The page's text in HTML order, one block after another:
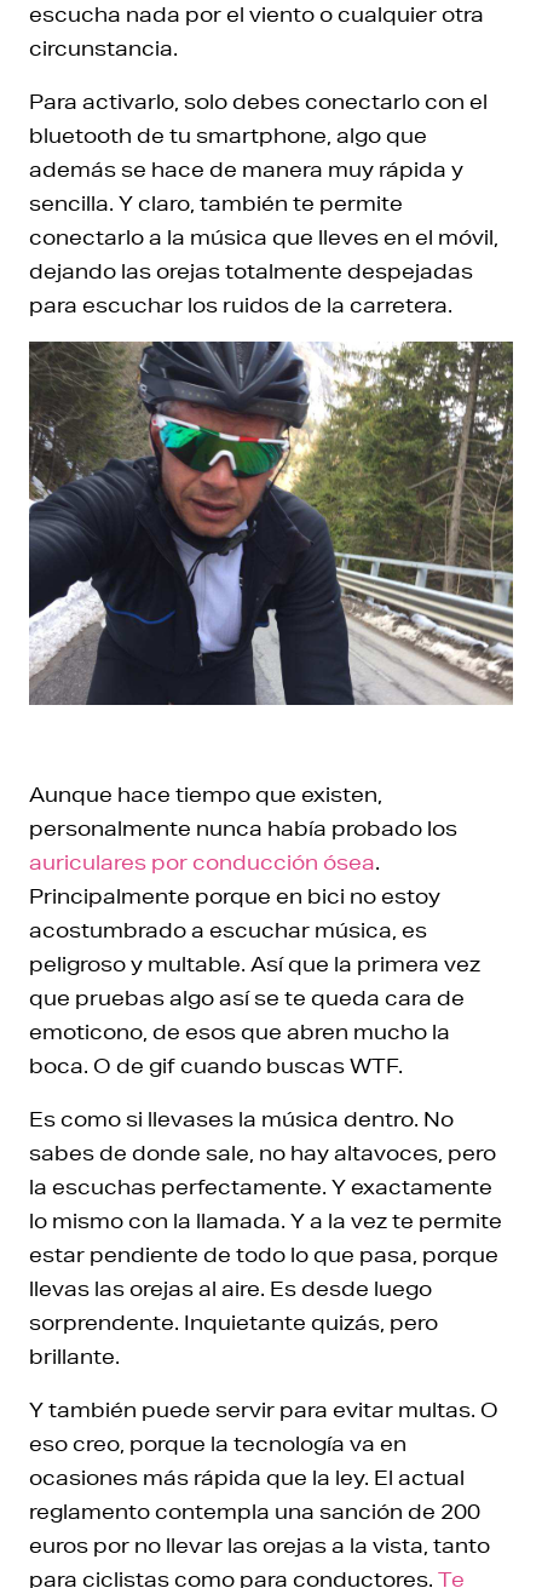
escucha nada por el viento o cualquier otra
circunstancia.
Para activarlo, solo debes conectarlo con el
bluetooth de tu smartphone, algo que
además se hace de manera muy rápida y
sencilla. Y claro, también te permite
conectarlo a la música que lleves en el móvil,
dejando las orejas totalmente despejadas
para escuchar los ruidos de la carretera.
Aunque hace tiempo que existen,
personalmente nunca había probado los
auriculares por conducción ósea.
Principalmente porque en bici no estoy
acostumbrado a escuchar música, es
peligroso y multable. Así que la primera vez
que pruebas algo así se te queda cara de
emoticono, de esos que abren mucho la
boca. O de gif cuando buscas WTF.
Es como si llevases la música dentro. No
sabes de donde sale, no hay altavoces, pero
la escuchas perfectamente. Y exactamente
lo mismo con la llamada. Y a la vez te permite
estar pendiente de todo lo que pasa, porque
llevas las orejas al aire. Es desde luego
sorprendente. Inquietante quizás, pero
brillante.
Y también puede servir para evitar multas. O
eso creo, porque la tecnología va en
ocasiones más rápida que la ley. El actual
reglamento contempla una sanción de 200
euros por no llevar las orejas a la vista, tanto
para ciclistas como para conductores. Te